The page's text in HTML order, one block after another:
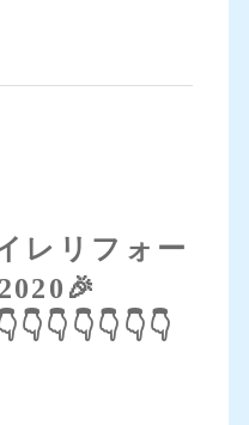
レリフォー